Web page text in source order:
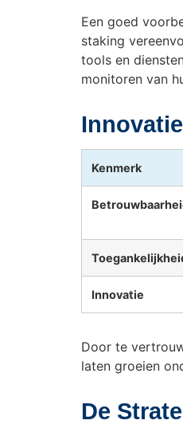
Een goed
staking
tools en
monitoren van
Kenmerk
Innovatie
Door te
laten groeien
De